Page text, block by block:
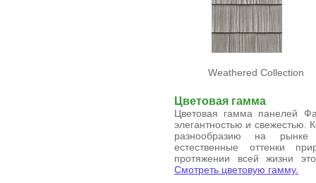
Weathered Collection
Цветовая гамма
Цветовая гамма панелей
элегантностью и свежестью.
разнообразию на
естественные оттенки
протяжении всей жизни
Смотреть цветовую гамму.